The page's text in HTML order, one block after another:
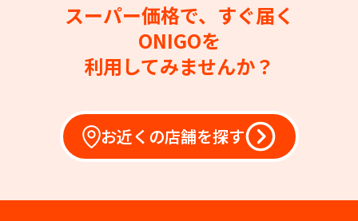
スーパー価格で、すぐ届く
ONIGOを
利用してみませんか？
お近くの店舗を探す